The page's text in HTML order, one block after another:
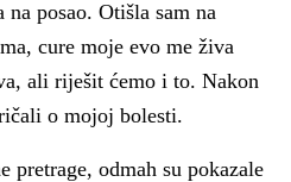
na posao. Otišla sam na
cure moje evo me živa
ali riješit ćemo i to. Nakon
o mojoj bolesti.
pretrage, odmah su pokazale